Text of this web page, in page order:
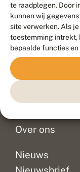
te raadplegen. Door
kunnen wij
site verwerken. Als
toestemming intrekt,
bepaalde functies
Contact
Veelgestelde
Doneer
Over ons
Nieuws
Meld
Duurzaam